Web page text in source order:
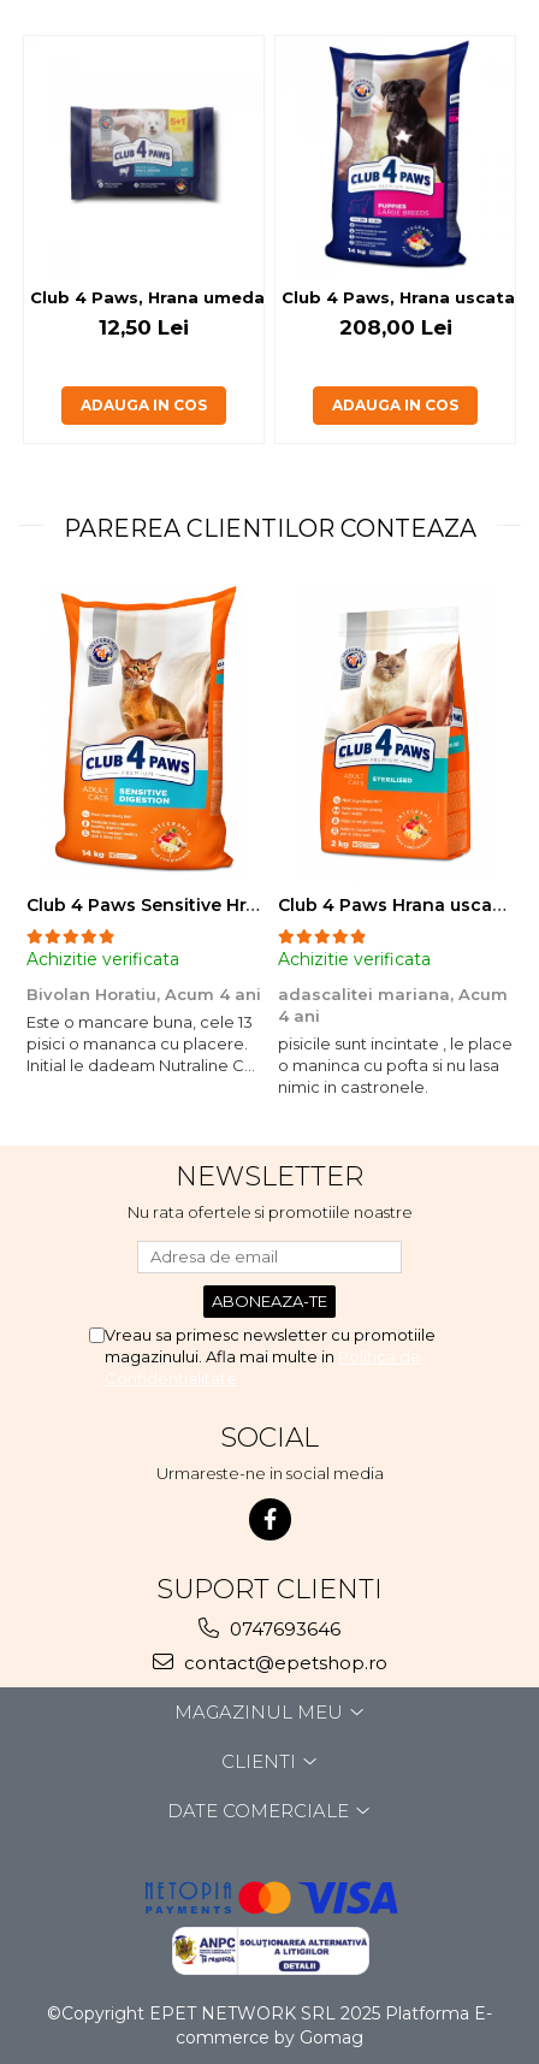
Club 4 Paws, Hrana umeda caini - cu miel, set 5+1, 6x80 g
12,50 Lei
ADAUGA IN COS
Club 4 Paws, Hrana uscata
208,00 Lei
ADAUGA IN COS
PAREREA CLIENTILOR CONTEAZA
Club 4 Paws Sensitive Hrana uscata pisici adulte, 14kg
Achizitie verificata
Bivolan Horatiu, Acum 4 ani
Este o mancare buna, cele 13
pisici o mananca cu placere.
Initial le dadeam Nutraline Cat
evita, nu o mananca cu
placere. Eu sunt multumit si
Club 4 Paws Hrana uscata pisici sterilizate, 2kg
Achizitie verificata
adascalitei mariana, Acum
4 ani
pisicile sunt incintate , le place
o maninca cu pofta si nu lasa
nimic in castronele.
NEWSLETTER
Nu rata ofertele si promotiile noastre
Vreau sa primesc newsletter cu promotiile
magazinului. Afla mai multe in Politica de
Confidentialitate
SOCIAL
Urmareste-ne in social media
SUPORT CLIENTI
0747693646
contact@epetshop.ro
MAGAZINUL MEU
CLIENTI
DATE COMERCIALE
©Copyright EPET NETWORK SRL 2025 Platforma E-
commerce by Gomag